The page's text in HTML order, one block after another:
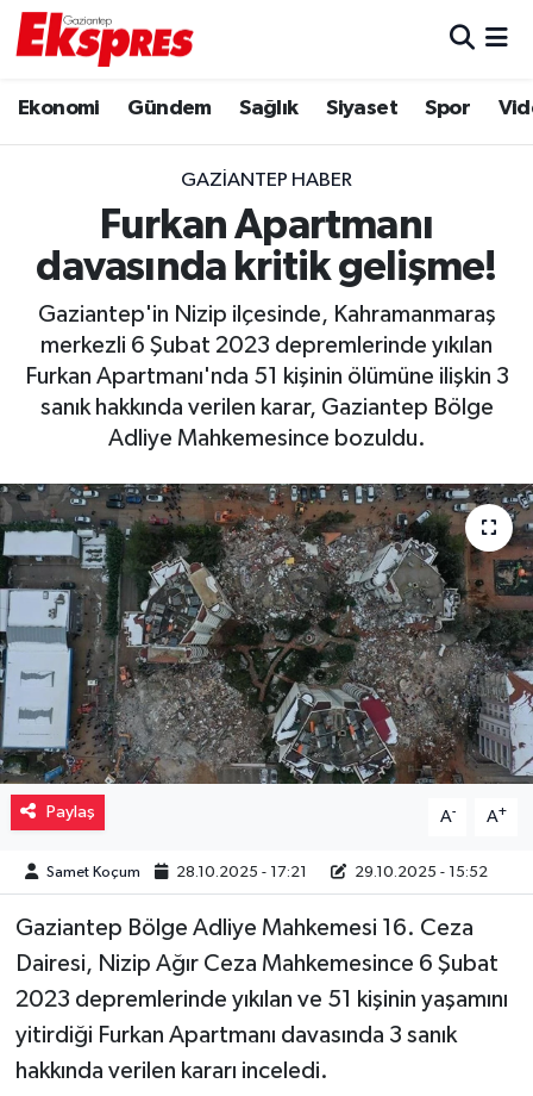
Ekonomi Gündem Sağlık Siyaset Spor
GAZIANTEP HABER
Furkan Apartmanı
davasında kritik gelişme!
Gaziantep'in Nizip ilçesinde, Kahramanmaraş
merkezli 6 Şubat 2023 depremlerinde yıkılan
Furkan Apartmanı'nda 51 kişinin ölümüne ilişkin 3
sanık hakkında verilen karar, Gaziantep Bölge
Adliye Mahkemesince bozuldu.
Paylaş A- A+
Samet Koçum 28.10.2025 - 17:21 29.10.2025 - 15:52
Gaziantep Bölge Adliye Mahkemesi 16. Ceza
Dairesi, Nizip Ağır Ceza Mahkemesince 6 Şubat
2023 depremlerinde yıkılan ve 51 kişinin yaşamını
yitirdiği Furkan Apartmanı davasında 3 sanık
hakkında verilen kararı inceledi.
Ekonomi
Gaziantep son dakika
Genel
Gündem
Haberler
Kültür Sanat
Magazin
Müzik
Piyasa
Resmi İlanlar
Sağlık
Sinemalar
Siyaset
Spor
Teknoloji
Türkiye
Trafik Durumu
Puan Durumu ve Fikstür
Tüm Manşetler
Son Dakika Haberleri
Haber Arşivi